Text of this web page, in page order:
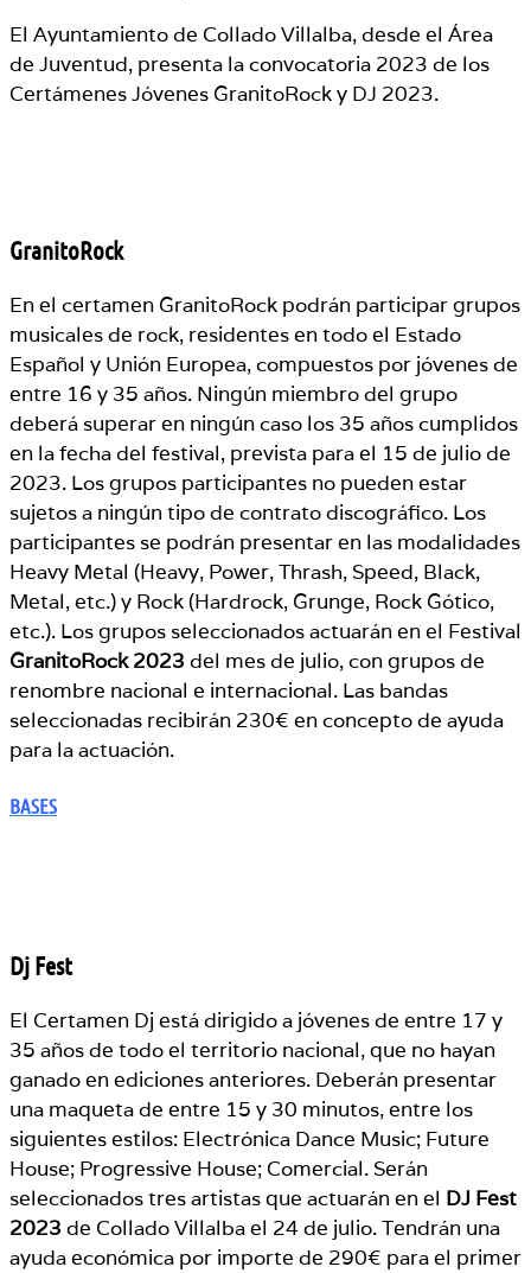
El Ayuntamiento de Collado Villalba, desde el Área
de Juventud, presenta la convocatoria 2023 de los
Certámenes Jóvenes GranitoRock y DJ 2023.
GranitoRock
En el certamen GranitoRock podrán participar grupos
musicales de rock, residentes en todo el Estado
Español y Unión Europea, compuestos por jóvenes de
entre 16 y 35 años. Ningún miembro del grupo
deberá superar en ningún caso los 35 años cumplidos
en la fecha del festival, prevista para el 15 de julio de
2023. Los grupos participantes no pueden estar
sujetos a ningún tipo de contrato discográfico. Los
participantes se podrán presentar en las modalidades
Heavy Metal (Heavy, Power, Thrash, Speed, Black,
Metal, etc.) y Rock (Hardrock, Grunge, Rock Gótico,
etc.). Los grupos seleccionados actuarán en el Festival
GranitoRock 2023 del mes de julio, con grupos de
renombre nacional e internacional. Las bandas
seleccionadas recibirán 230€ en concepto de ayuda
para la actuación.
BASES
Dj Fest
El Certamen Dj está dirigido a jóvenes de entre 17 y
35 años de todo el territorio nacional, que no hayan
ganado en ediciones anteriores. Deberán presentar
una maqueta de entre 15 y 30 minutos, entre los
siguientes estilos: Electrónica Dance Music; Future
House; Progressive House; Comercial. Serán
seleccionados tres artistas que actuarán en el DJ Fest
2023 de Collado Villalba el 24 de julio. Tendrán una
ayuda económica por importe de 290€ para el primer